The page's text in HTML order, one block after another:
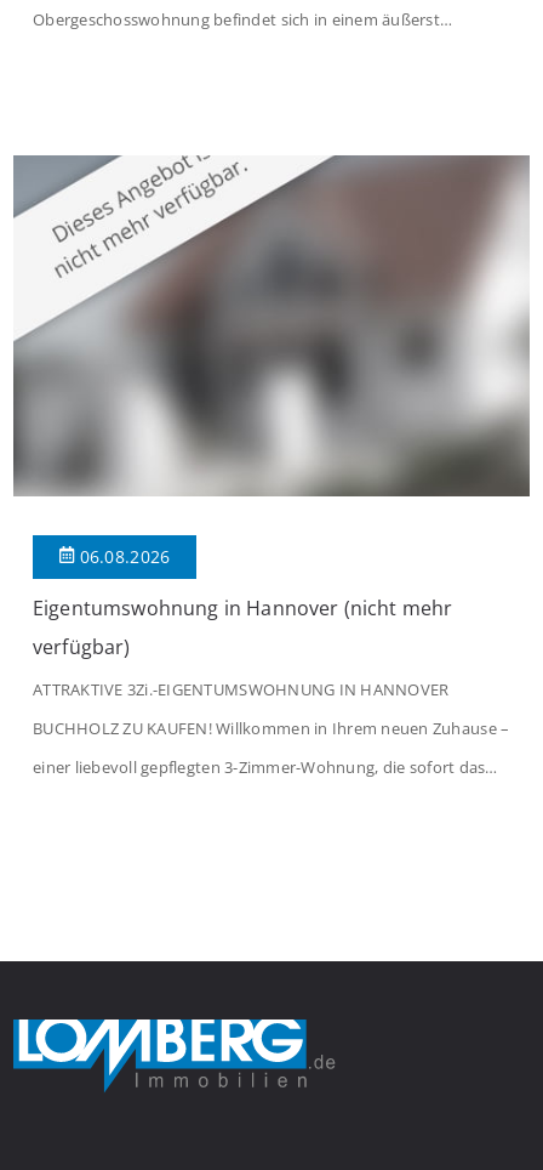
Obergeschosswohnung befindet sich in einem äußerst
großzügige Räume und eine hochwertige Ausstattung, die
modernen Wohnkomfort mit einem stilvollen Ambiente
verbindet. Der […]
06.08.2026
Eigentumswohnung in Hannover (nicht mehr
verfügbar)
ATTRAKTIVE 3Zi.-EIGENTUMSWOHNUNG IN HANNOVER
BUCHHOLZ ZU KAUFEN! Willkommen in Ihrem neuen Zuhause –
einer liebevoll gepflegten 3-Zimmer-Wohnung, die sofort das